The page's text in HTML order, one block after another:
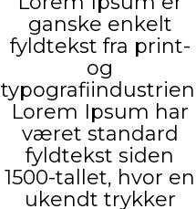
ganske enkelt
fyldtekst fra print-
og
Lorem Ipsum har
været standard
fyldtekst siden
1500-tallet, hvor en
ukendt trykker